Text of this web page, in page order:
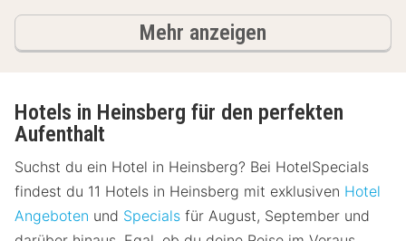
Mehr anzeigen
Hotels in Heinsberg für den perfekten
Aufenthalt
Suchst du ein Hotel in Heinsberg? Bei HotelSpecials
findest du 11 Hotels in Heinsberg mit exklusiven Hotel
Angeboten und Specials für August, September und